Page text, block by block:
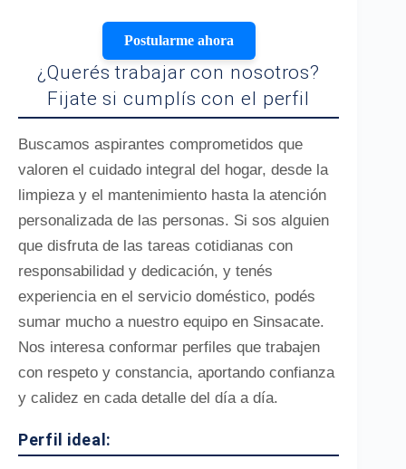
Postularme ahora
¿Querés trabajar con nosotros?
Fijate si cumplís con el perfil
Buscamos aspirantes comprometidos que
valoren el cuidado integral del hogar, desde la
limpieza y el mantenimiento hasta la atención
personalizada de las personas. Si sos alguien
que disfruta de las tareas cotidianas con
responsabilidad y dedicación, y tenés
experiencia en el servicio doméstico, podés
sumar mucho a nuestro equipo en Sinsacate.
Nos interesa conformar perfiles que trabajen
con respeto y constancia, aportando confianza
y calidez en cada detalle del día a día.
Perfil ideal: